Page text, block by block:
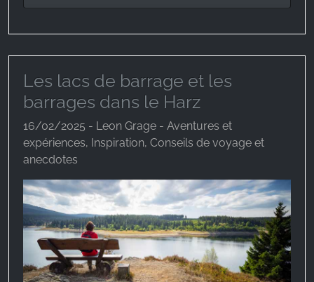
Les lacs de barrage et les
barrages dans le Harz
16/02/2025 - Leon Grage - Aventures et
expériences, Inspiration, Conseils de voyage et
anecdotes